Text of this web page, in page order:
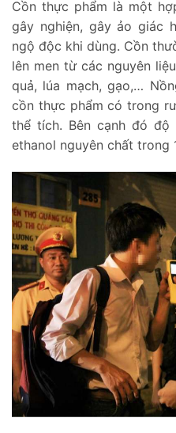
Cồn thực phẩm là một
gây nghiện, gây ảo giác
ngộ độc khi dùng. Cồn
lên men từ các nguyên
quả, lúa mạch, gạo,…
cồn thực phẩm có trong
thể tích. Bên cạnh đó
ethanol nguyên chất trong